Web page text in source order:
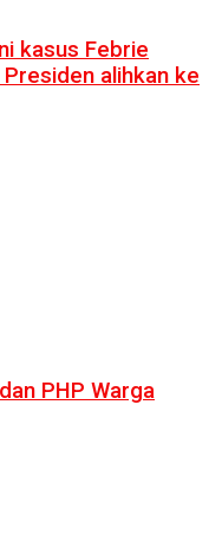
kasus Febrie
alihkan ke
PHP Warga